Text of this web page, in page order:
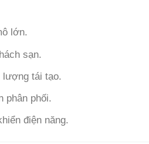
lớn.
sạn.
lượng tái tạo.
phân phối.
điện năng.